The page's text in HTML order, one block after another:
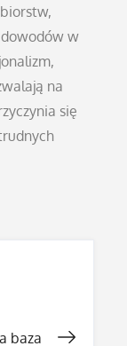
w
na
się
baza